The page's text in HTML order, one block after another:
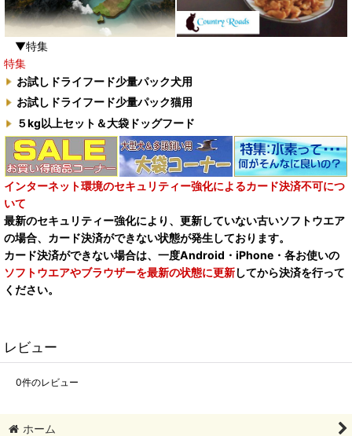
▼特集
特集
お試しドライフード少量パック犬用
お試しドライフード少量パック猫用
５kg以上セット＆大袋ドッグフード
インターネット環境のセキュリティー強化によるカード決済不可につ
いて
最新のセキュリティー強化により、更新していない古いソフトウエア
の場合、カード決済ができない状態が発生しております。
カード決済ができない場合は、一度Android・iPhone・各お使いの
ソフトウエアやブラウザーを最新の状態に更新してから決済を行って
ください。
レビュー
0件のレビュー
ホーム